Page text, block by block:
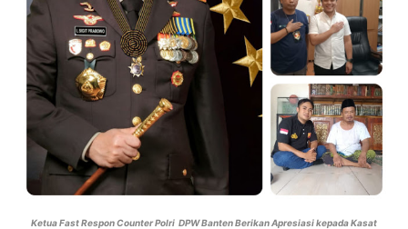
Ketua Fast Respon Counter Polri DPW Banten Berikan Apresiasi kepada Kasat